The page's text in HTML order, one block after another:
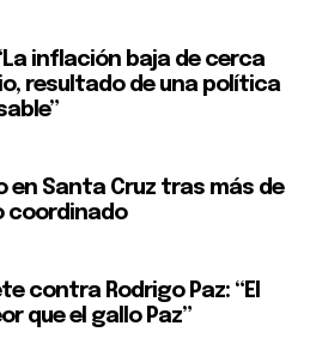
inflación baja de cerca
resultado de una política
en Santa Cruz tras más de
coordinado
contra Rodrigo Paz: “El
que el gallo Paz”